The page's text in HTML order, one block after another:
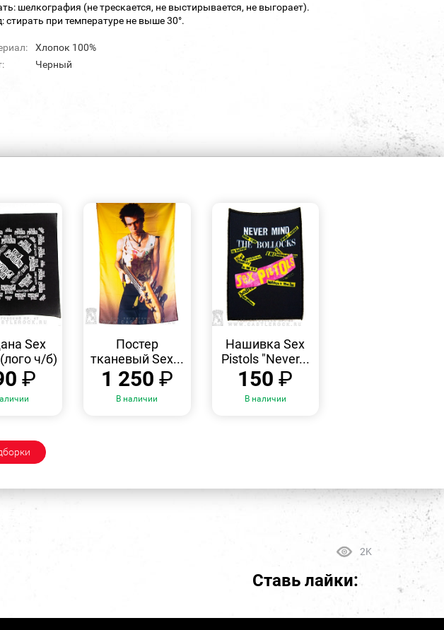
шелкография (не трескается, не выстирывается, не выгорает).
стирать при температуре не выше 30°.
Хлопок 100%
Черный
ПРОСМОТР
Sex
ч/б)
₽
Постер
тканевый Sex...
1 250 ₽
В наличии
ПРОСМОТР
Нашивка Sex
Pistols "Never...
150₽
В наличии
2K
Ставь лайки: